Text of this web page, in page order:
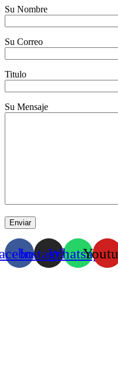
Su Nombre
Su Correo
Titulo
Su Mensaje
InstagramWhatsapp